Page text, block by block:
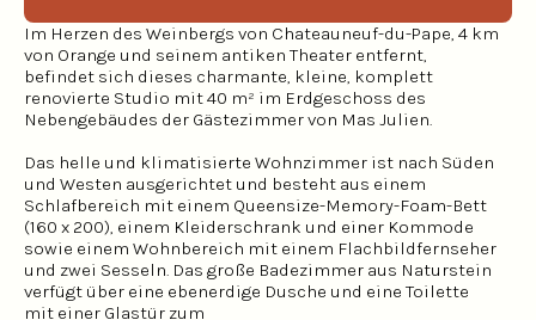
Im Herzen des Weinbergs von Chateauneuf-du-Pape, 4 km
von Orange und seinem antiken Theater entfernt,
befindet sich dieses charmante, kleine, komplett
renovierte Studio mit 40 m² im Erdgeschoss des
Nebengebäudes der Gästezimmer von Mas Julien.
Das helle und klimatisierte Wohnzimmer ist nach Süden
und Westen ausgerichtet und besteht aus einem
Schlafbereich mit einem Queensize-Memory-Foam-Bett
(160 x 200), einem Kleiderschrank und einer Kommode
sowie einem Wohnbereich mit einem Flachbildfernseher
und zwei Sesseln. Das große Badezimmer aus Naturstein
verfügt über eine ebenerdige Dusche und eine Toilette
mit einer Glastür zum